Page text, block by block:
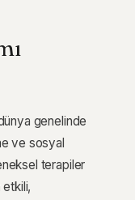
genelinde
ve sosyal
terapiler